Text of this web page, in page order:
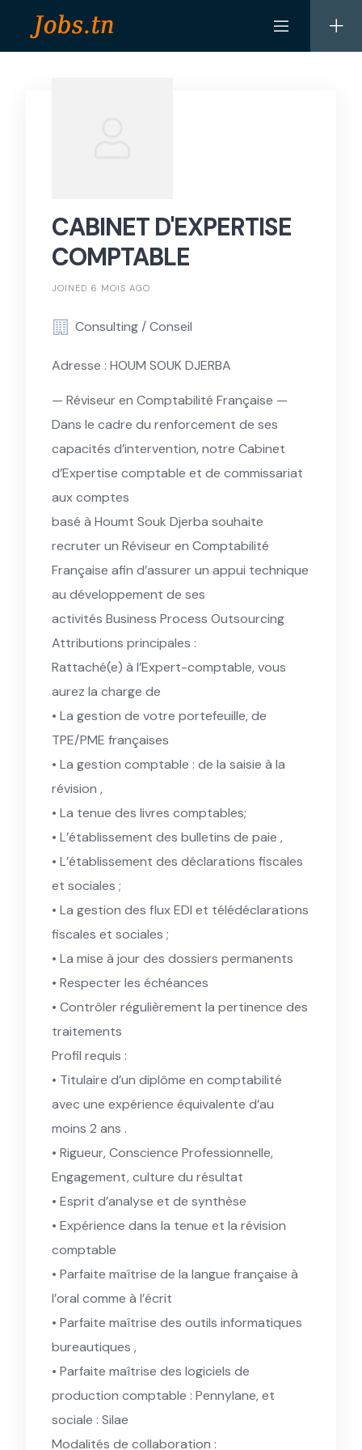
CABINET D'EXPERTISE
COMPTABLE
JOINED 6 MOIS AGO
Consulting / Conseil
Adresse : HOUM SOUK DJERBA
— Réviseur en Comptabilité Française —
Dans le cadre du renforcement de ses
capacités d’intervention, notre Cabinet
d’Expertise comptable et de commissariat
aux comptes
basé à Houmt Souk Djerba souhaite
recruter un Réviseur en Comptabilité
Française afin d’assurer un appui technique
au développement de ses
activités Business Process Outsourcing
Attributions principales :
Rattaché(e) à l’Expert-comptable, vous
aurez la charge de
• La gestion de votre portefeuille, de
TPE/PME françaises
• La gestion comptable : de la saisie à la
révision ,
• La tenue des livres comptables;
• L’établissement des bulletins de paie ,
• L’établissement des déclarations fiscales
et sociales ;
• La gestion des flux EDI et télédéclarations
fiscales et sociales ;
• La mise à jour des dossiers permanents
• Respecter les échéances
• Contrôler régulièrement la pertinence des
traitements
Profil requis :
• Titulaire d’un diplôme en comptabilité
avec une expérience équivalente d’au
moins 2 ans .
• Rigueur, Conscience Professionnelle,
Engagement, culture du résultat
• Esprit d’analyse et de synthèse
• Expérience dans la tenue et la révision
comptable
• Parfaite maîtrise de la langue française à
l’oral comme à l’écrit
• Parfaite maîtrise des outils informatiques
bureautiques ,
• Parfaite maîtrise des logiciels de
production comptable : Pennylane, et
sociale : Silae
Modalités de collaboration :